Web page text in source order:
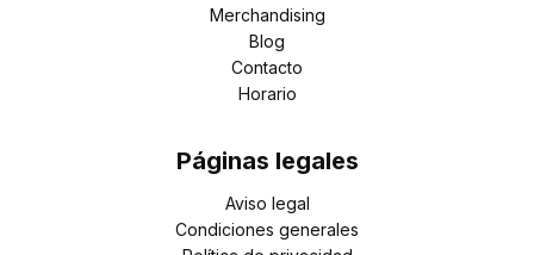
Merchandising
Blog
Contacto
Horario
Páginas legales
Aviso legal
Condiciones generales